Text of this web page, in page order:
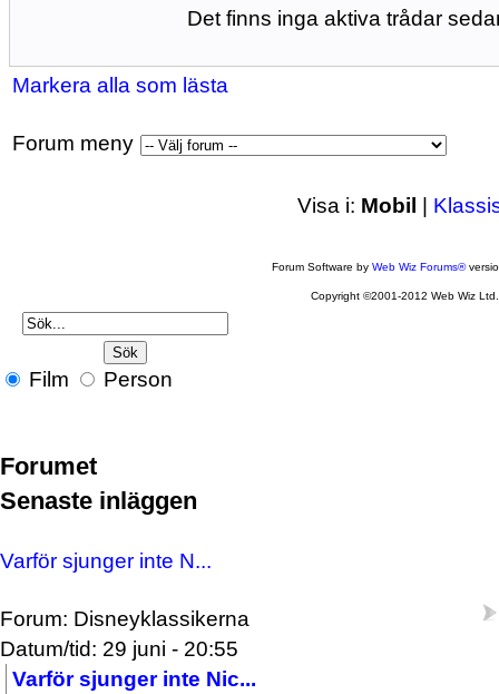
Det finns inga aktiva trådar
Markera alla som lästa
Forum meny
Visa i: Mobil |
Forum Software byWeb Wiz Forums®
Copyright ©2001-2012 Web Wiz Ltd.
Film Person
Forumet
Senaste inläggen
Varför sjunger inte N...
Forum: Disneyklassikerna
Datum/tid: 29 juni - 20:55
Varför sjunger inte Nic...